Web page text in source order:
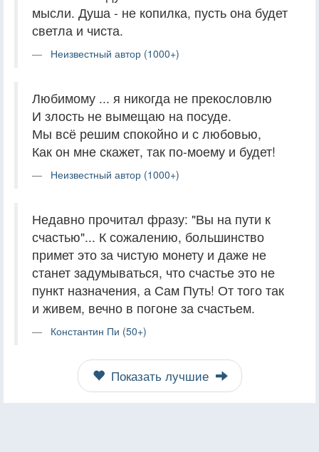
мысли. Душа - не копилка, пусть она будет
светла и чиста.
Неизвестный автор (1000+)
Любимому ... я никогда не прекословлю
И злость не вымещаю на посуде.
Мы всё решим спокойно и с любовью,
Как он мне скажет, так по-моему и будет!
Неизвестный автор (1000+)
Недавно прочитал фразу: "Вы на пути к
счастью"... К сожалению, большинство
примет это за чистую монету и даже не
станет задумываться, что счастье это не
пункт назначения, а Сам Путь! От того так
и живем, вечно в погоне за счастьем.
Константин Пи (50+)
Показать лучшие